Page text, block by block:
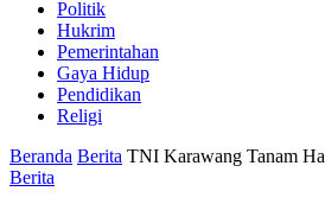
Politik
Hukrim
Pemerintahan
Gaya Hidup
Pendidikan
Religi
Beranda Berita TNI Karawang Tanam
Berita